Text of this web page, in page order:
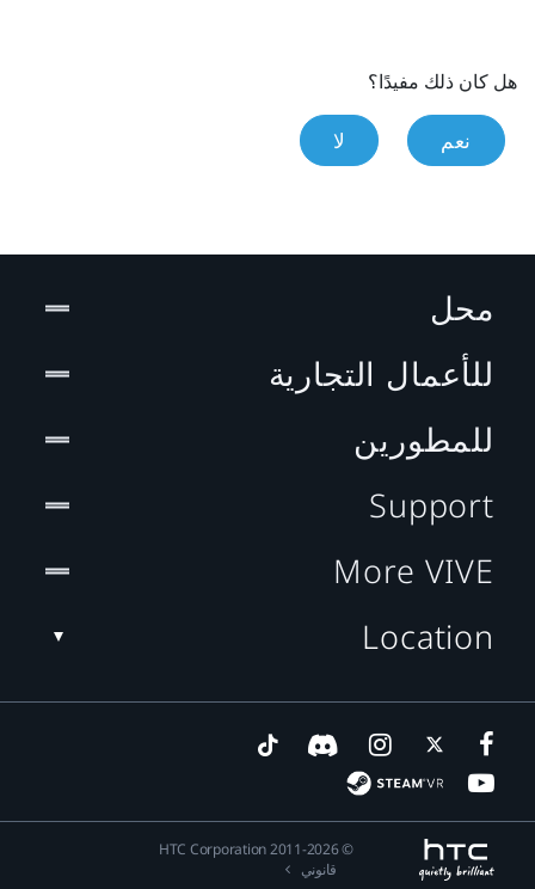
هل كان ذلك مفيدًا؟
نعم لا
محل
للأعمال التجارية
للمطورين
Support
More VIVE
Location
© 2011-2026 HTC Corporation
قانوني